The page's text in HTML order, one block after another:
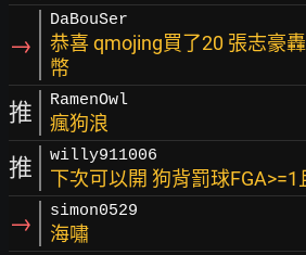
→
DaBouSer
恭喜 qmojing買了20 張志豪
幣
推 RamenOwl
瘋狗浪
推 willy911006
下次可以開 狗背罰球FGA>=1
→ simon0529
海嘯